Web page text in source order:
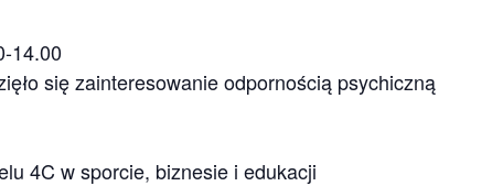
14.00
się zainteresowanie odpornością psychiczną
4C w sporcie, biznesie i edukacji